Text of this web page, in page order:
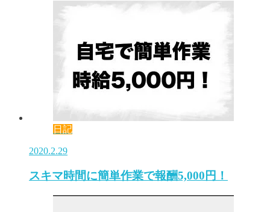
日記
2020.2.29
スキマ時間に簡単作業で報酬5,000円！